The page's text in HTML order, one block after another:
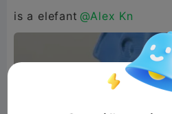
is a elefant @Alex Kn